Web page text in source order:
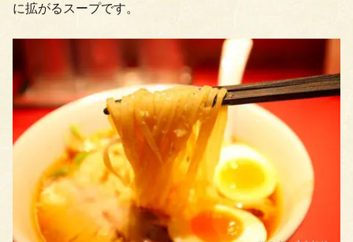
に拡がるスープです。